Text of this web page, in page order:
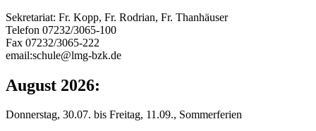
Sekretariat: Fr. Kopp, Fr. Rodrian, Fr. Thanhäuser
Telefon 07232/3065-100
Fax 07232/3065-222
email:schule@lmg-bzk.de
August 2026:
Donnerstag, 30.07. bis Freitag, 11.09., Sommerferien